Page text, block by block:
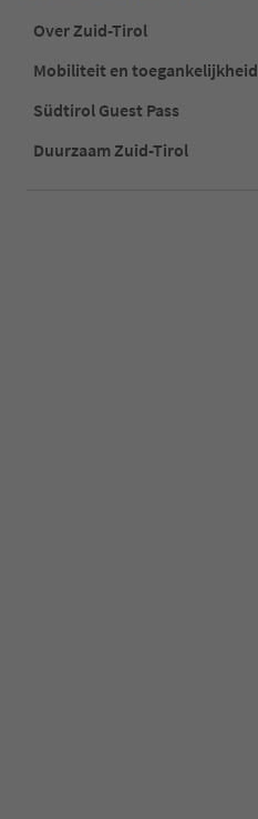
Over Zuid-Tirol
Mobiliteit en toegankelijkheid
Südtirol Guest Pass
Duurzaam Zuid-Tirol